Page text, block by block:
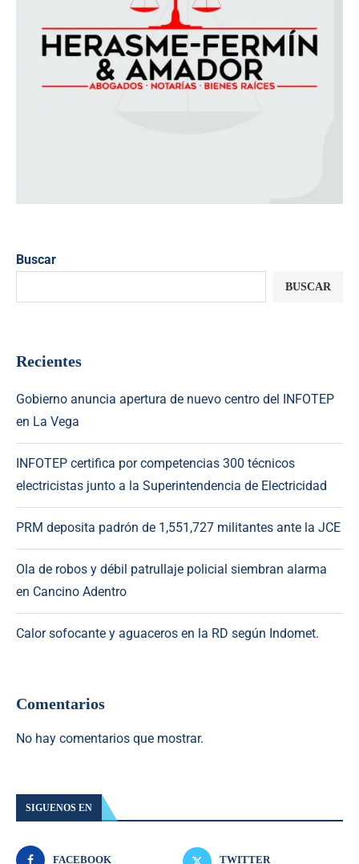
Buscar
BUSCAR
Recientes
Gobierno anuncia apertura de nuevo centro del INFOTEP
en La Vega
INFOTEP certifica por competencias 300 técnicos
electricistas junto a la Superintendencia de Electricidad
PRM deposita padrón de 1,551,727 militantes ante la JCE
Ola de robos y débil patrullaje policial siembran alarma
en Cancino Adentro
Calor sofocante y aguaceros en la RD según Indomet.
Comentarios
No hay comentarios que mostrar.
SIGUENOS EN
FACEBOOK TWITTER